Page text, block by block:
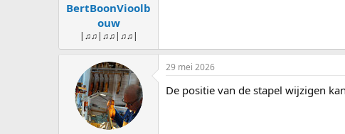
BertBoonVioolb
ouw
|♫♫|♫♫|♫♫|
29 mei 2026
De positie van de stapel wijzigen